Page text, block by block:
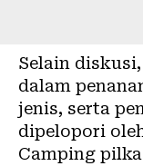
Selain
dalam
jenis, serta
dipelopori
Camping